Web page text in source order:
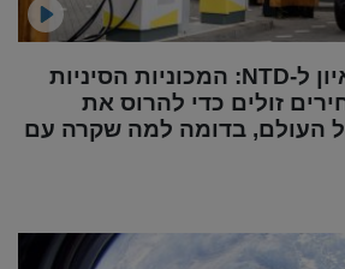
מומחית רכב בריאיון ל-NTD: המכוניות הסיניות
זולים כדי להרוס את
העולם, בדומה למה שקרה עם